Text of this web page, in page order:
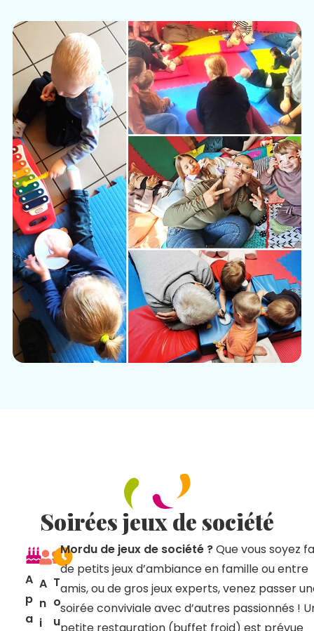
Soirées jeux de société
A
p
a
A
n
i
T
o
u
Mordu de jeux de société ?Que vous soyez
de petits jeux d’ambiance en famille ou entre
amis, ou de gros jeux experts, venez passer
soirée conviviale avec d’autres passionnés !
petite restauration (buffet froid) est prévue